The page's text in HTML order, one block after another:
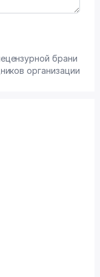
брани
организации